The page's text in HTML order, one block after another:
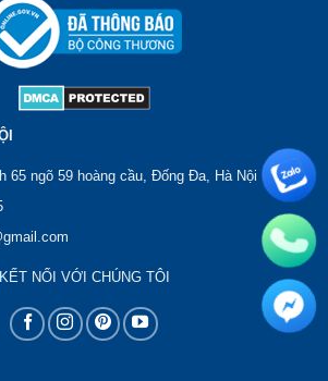
65 ngõ 59 hoàng cầu, Đống Đa, Hà Nội
KẾT NỐI VỚI CHÚNG TÔI